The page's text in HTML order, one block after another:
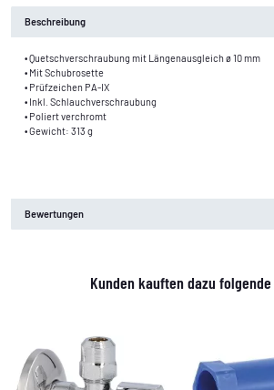
Beschreibung
• Quetschverschraubung mit Längenausgleich ø 10 mm
• Mit Schubrosette
• Prüfzeichen PA-IX
• Inkl. Schlauchverschraubung
• Poliert verchromt
• Gewicht: 313 g
Bewertungen
Kunden kauften dazu